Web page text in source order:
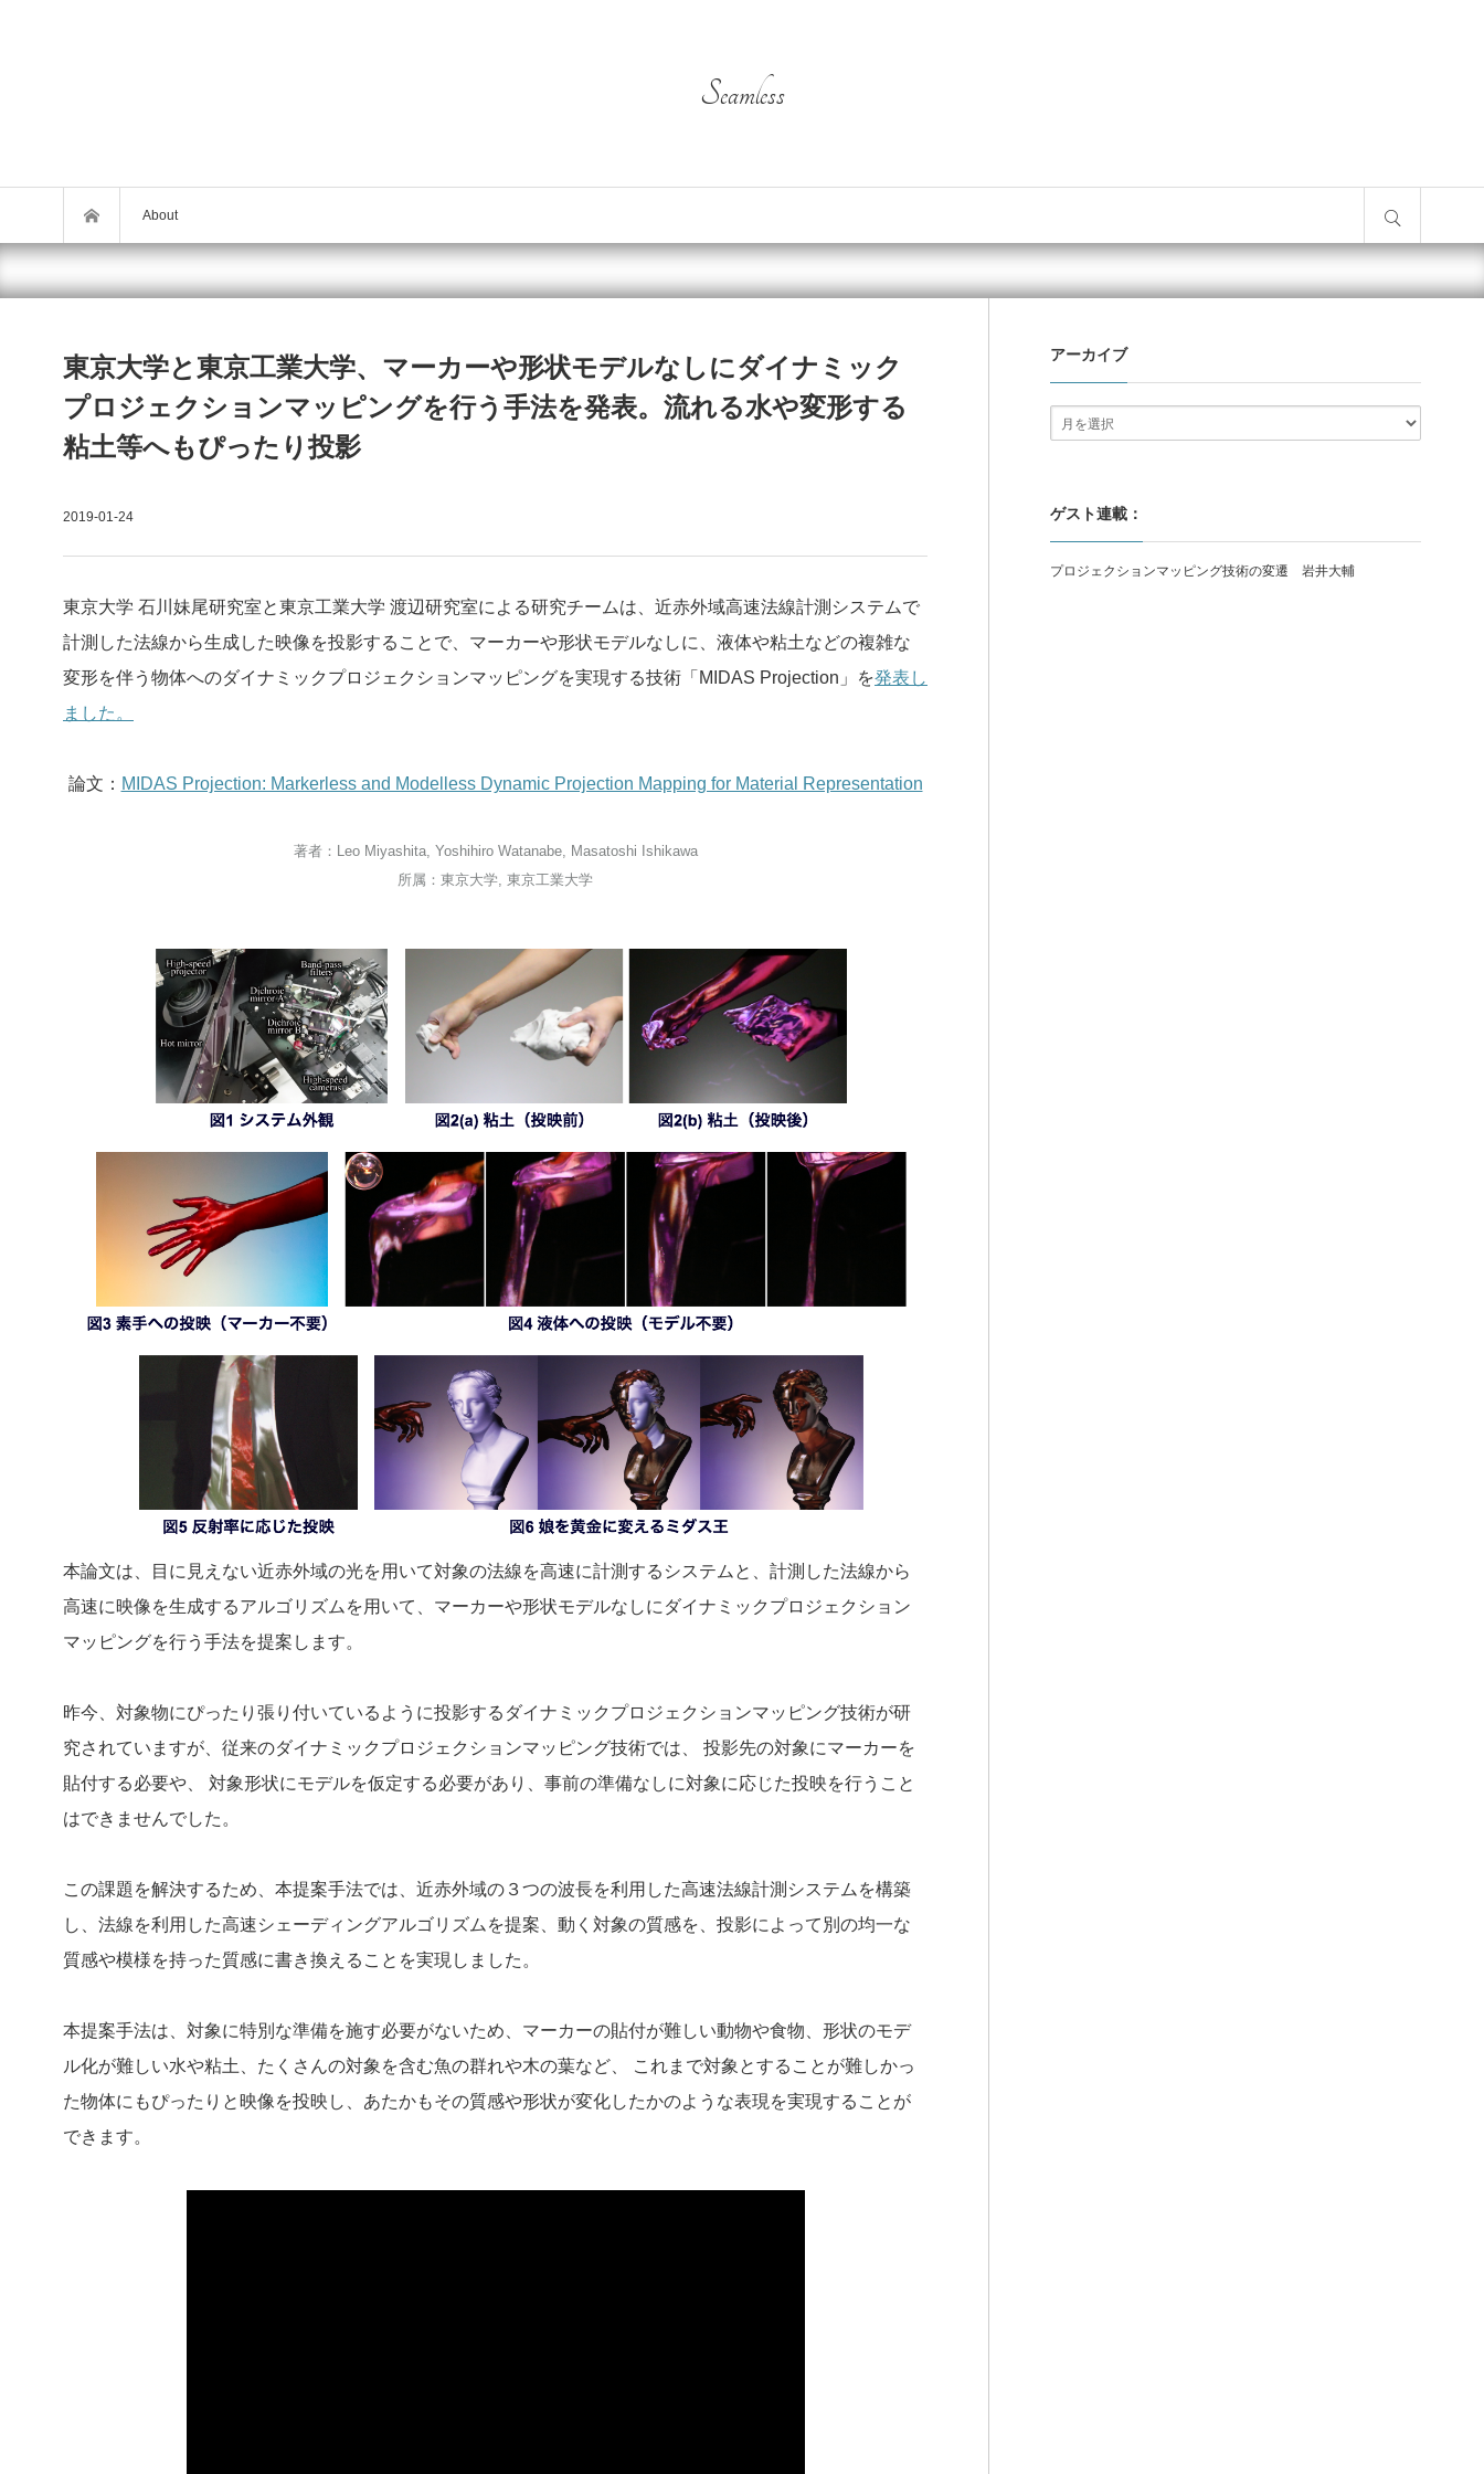
Seamless
About
東京大学と東京工業大学、マーカーや形状モデルなしにダイナミック
プロジェクションマッピングを行う手法を発表。流れる水や変形する
粘土等へもぴったり投影
2019-01-24
東京大学 石川妹尾研究室と東京工業大学 渡辺研究室による研究チームは、近赤外域高速法線計測システムで
計測した法線から生成した映像を投影することで、マーカーや形状モデルなしに、液体や粘土などの複雑な
変形を伴う物体へのダイナミックプロジェクションマッピングを実現する技術「MIDAS Projection」を発表し
ました。
論文： MIDAS Projection: Markerless and Modelless Dynamic Projection Mapping for Material Representation
著者：Leo Miyashita, Yoshihiro Watanabe, Masatoshi Ishikawa
所属：東京大学, 東京工業大学
本論文は、目に見えない近赤外域の光を用いて対象の法線を高速に計測するシステムと、計測した法線から
高速に映像を生成するアルゴリズムを用いて、マーカーや形状モデルなしにダイナミックプロジェクション
マッピングを行う手法を提案します。
昨今、対象物にぴったり張り付いているように投影するダイナミックプロジェクションマッピング技術が研
究されていますが、従来のダイナミックプロジェクションマッピング技術では、 投影先の対象にマーカーを
貼付する必要や、 対象形状にモデルを仮定する必要があり、事前の準備なしに対象に応じた投映を行うこと
はできませんでした。
この課題を解決するため、本提案手法では、近赤外域の３つの波長を利用した高速法線計測システムを構築
し、法線を利用した高速シェーディングアルゴリズムを提案、動く対象の質感を、投影によって別の均一な
質感や模様を持った質感に書き換えることを実現しました。
本提案手法は、対象に特別な準備を施す必要がないため、マーカーの貼付が難しい動物や食物、形状のモデ
ル化が難しい水や粘土、たくさんの対象を含む魚の群れや木の葉など、 これまで対象とすることが難しかっ
た物体にもぴったりと映像を投映し、あたかもその質感や形状が変化したかのような表現を実現することが
できます。
アーカイブ
ゲスト連載：
プロジェクションマッピング技術の変遷 岩井大輔